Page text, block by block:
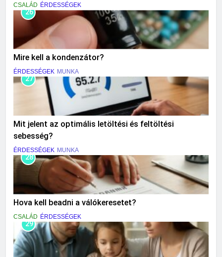
CSALÁD ÉRDESSÉGEK
26
Mire kell a kondenzátor?
ÉRDESSÉGEK MUNKA
27
Mit jelent az optimális letöltési és feltöltési
sebesség?
ÉRDESSÉGEK MUNKA
28
Hova kell beadni a válókeresetet?
CSALÁD ÉRDESSÉGEK
29